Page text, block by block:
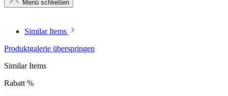
Menü schließen
Similar Items
Produktgalerie überspringen
Similar Items
Rabatt %